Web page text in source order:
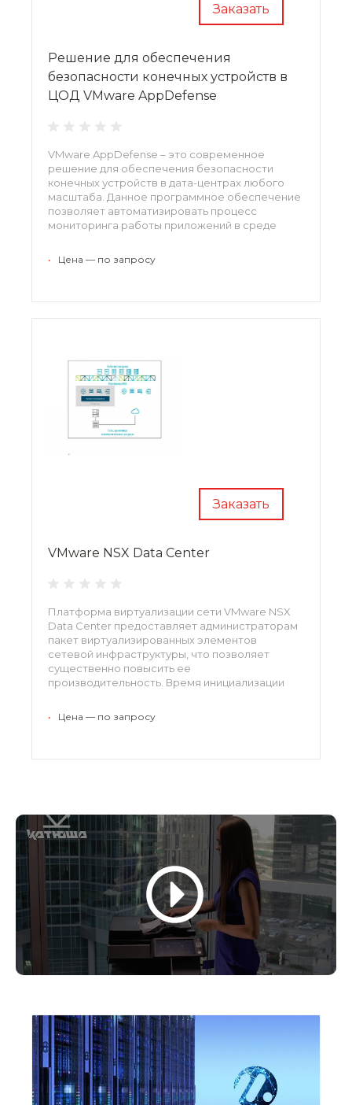
Заказать
Решение для обеспечения
безопасности конечных устройств в
ЦОД VMware AppDefense
VMware AppDefense – это современное
решение для обеспечения безопасности
конечных устройств в дата-центрах любого
масштаба. Данное программное обеспечение
позволяет автоматизировать процесс
мониторинга работы приложений в среде
поддерживает высокоточные алгоритмы,
• Цена — по запросу
Заказать
VMware NSX Data Center
Платформа виртуализации сети VMware NSX
Data Center предоставляет администраторам
пакет виртуализированных элементов
сетевой инфраструктуры, что позволяет
существенно повысить ее
производительность. Время инициализации
чем физическими сетями. Решение
• Цена — по запросу